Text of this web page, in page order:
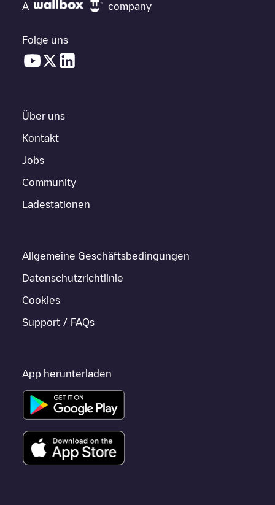
A company
Folge uns
Über uns
Kontakt
Jobs
Community
Ladestationen
Allgemeine Geschäftsbedingungen
Datenschutzrichtlinie
Cookies
Support / FAQs
App herunterladen